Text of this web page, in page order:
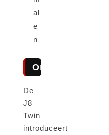
al
e
n
Omschrijving
De
J8
Twin
introduceert